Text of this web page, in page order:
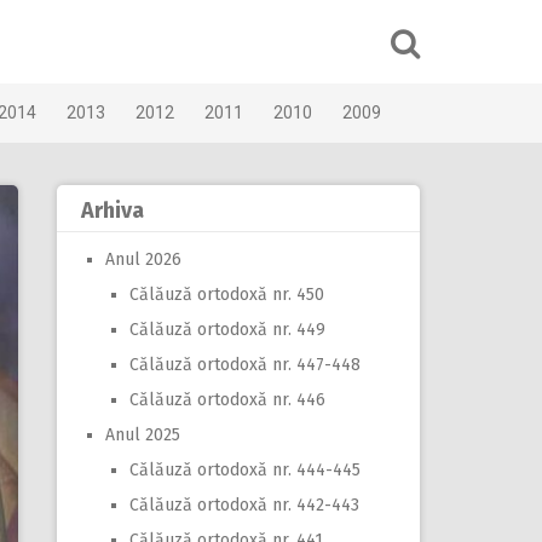
2013 2012 2011 2010 2009
Arhiva
Anul 2026
Călăuză ortodoxă nr. 450
Călăuză ortodoxă nr. 449
Călăuză ortodoxă nr. 447-448
Călăuză ortodoxă nr. 446
Anul 2025
Călăuză ortodoxă nr. 444-445
Călăuză ortodoxă nr. 442-443